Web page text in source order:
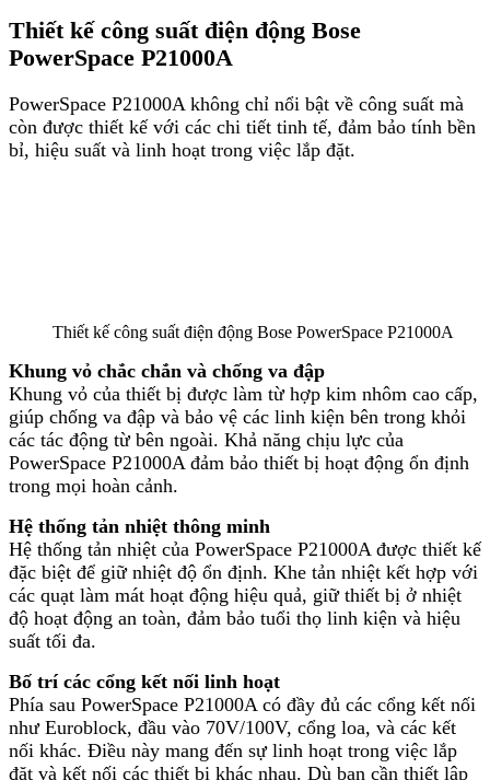
Thiết kế công suất điện động Bose
PowerSpace P21000A
PowerSpace P21000A không chỉ nổi bật về công suất mà
còn được thiết kế với các chi tiết tinh tế, đảm bảo tính bền
bỉ, hiệu suất và linh hoạt trong việc lắp đặt.
Thiết kế công suất điện động Bose PowerSpace P21000A
Khung vỏ chắc chắn và chống va đập
Khung vỏ của thiết bị được làm từ hợp kim nhôm cao cấp,
giúp chống va đập và bảo vệ các linh kiện bên trong khỏi
các tác động từ bên ngoài. Khả năng chịu lực của
PowerSpace P21000A đảm bảo thiết bị hoạt động ổn định
trong mọi hoàn cảnh.
Hệ thống tản nhiệt thông minh
Hệ thống tản nhiệt của PowerSpace P21000A được thiết kế
đặc biệt để giữ nhiệt độ ổn định. Khe tản nhiệt kết hợp với
các quạt làm mát hoạt động hiệu quả, giữ thiết bị ở nhiệt
độ hoạt động an toàn, đảm bảo tuổi thọ linh kiện và hiệu
suất tối đa.
Bố trí các cổng kết nối linh hoạt
Phía sau PowerSpace P21000A có đầy đủ các cổng kết nối
như Euroblock, đầu vào 70V/100V, cổng loa, và các kết
nối khác. Điều này mang đến sự linh hoạt trong việc lắp
đặt và kết nối các thiết bị khác nhau. Dù bạn cần thiết lập